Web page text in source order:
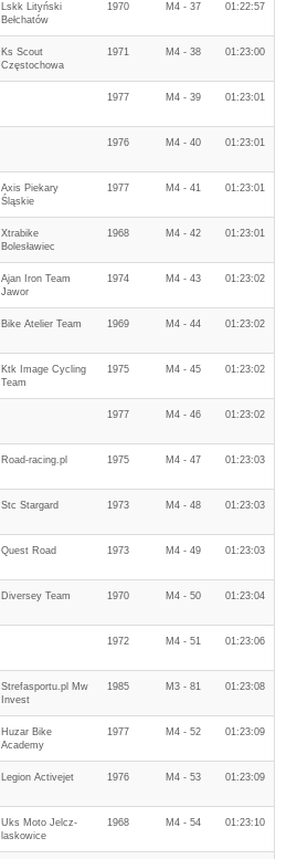
Lskk Lityński
Bełchatów
1970 M4 - 37 01:22:57
Ks Scout
Częstochowa
1971 M4 - 38 01:23:00
1977 M4 - 39 01:23:01
1976 M4 - 40 01:23:01
Axis Piekary
Śląskie
1977 M4 - 41 01:23:01
Xtrabike
Bolesławiec
1968 M4 - 42 01:23:01
Ajan Iron Team
Jawor
1974 M4 - 43 01:23:02
Bike Atelier Team 1969 M4 - 44 01:23:02
Ktk Image Cycling
Team
1975 M4 - 45 01:23:02
1977 M4 - 46 01:23:02
Road-racing.pl 1975 M4 - 47 01:23:03
Stc Stargard 1973 M4 - 48 01:23:03
Quest Road 1973 M4 - 49 01:23:03
Diversey Team 1970 M4 - 50 01:23:04
1972 M4 - 51 01:23:06
Strefasportu.pl Mw
Invest
1985 M3 - 81 01:23:08
Huzar Bike
Academy
1977 M4 - 52 01:23:09
Legion Activejet 1976 M4 - 53 01:23:09
Uks Moto Jelcz-
laskowice
1968 M4 - 54 01:23:10